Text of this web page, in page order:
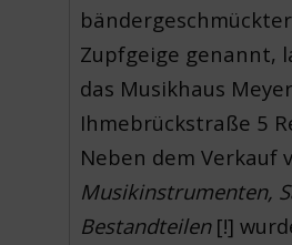
Zupfgeige genannt,
das Musikhaus
Ihmebrückstraße 5
Neben dem Verkauf
Musikinstrumenten,
Bestandteilen[!]